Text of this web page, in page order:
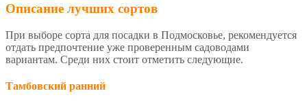
Описание лучших сортов
При выборе сорта для посадки в Подмосковье, рекомендуется
отдать предпочтение уже проверенным садоводами
вариантам. Среди них стоит отметить следующие.
Тамбовский ранний